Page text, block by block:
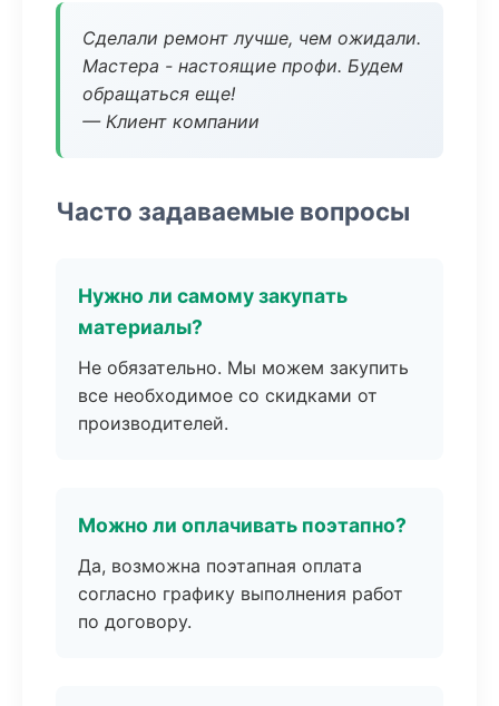
Сделали ремонт лучше, чем ожидали.
Мастера - настоящие профи. Будем
обращаться еще!
— Клиент компании
Часто задаваемые вопросы
Нужно ли самому закупать
материалы?
Не обязательно. Мы можем закупить
все необходимое со скидками от
производителей.
Можно ли оплачивать поэтапно?
Да, возможна поэтапная оплата
согласно графику выполнения работ
по договору.